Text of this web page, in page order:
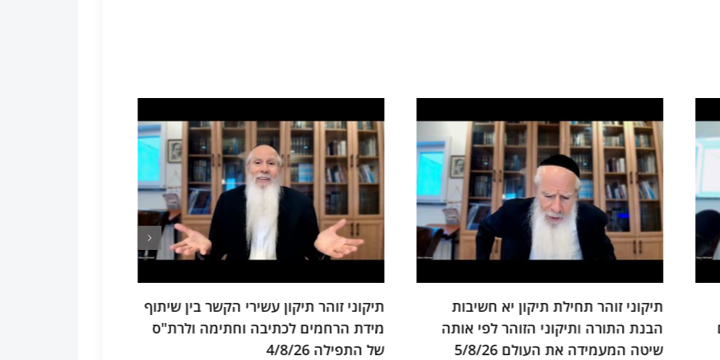
תיקוני זוהר תיקון עשירי הקשר בין שיתוף
מידת הרחמים לכתיבה וחתימה ולרת"ס
של התפילה 4/8/26
זוהר חיי שרה כל יסודות התפילה מתוך
הפסוק במשלי "לשון רכה תשבר גרם".
4/8/26